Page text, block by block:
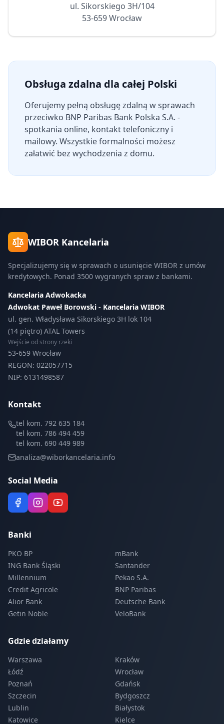
ul. Sikorskiego 3H/104
53-659 Wrocław
Obsługa zdalna dla całej Polski
Oferujemy pełną obsługę zdalną w sprawach
przeciwko BNP Paribas Bank Polska S.A. -
spotkania online, kontakt telefoniczny i
mailowy. Wszystkie formalności możesz
załatwić bez wychodzenia z domu.
WIBOR Kancelaria
Specjalizujemy się w sprawach o usunięcie WIBOR z umów
kredytowych. Ponad 3500 wygranych spraw z bankami.
Kancelaria Adwokacka
Adwokat Paweł Borowski - Kancelaria WIBOR
ul. gen. Władysława Sikorskiego 3H lok 104
(14 piętro) ATAL Towers
Wejście od strony rzeki
53-659 Wrocław
REGON: 022057715
NIP: 6131498587
Kontakt
tel kom. 792 635 184
tel kom. 786 494 459
tel kom. 690 449 989
analiza@wiborkancelaria.info
Social Media
Banki
PKO BP
mBank
ING Bank Śląski
Santander
Millennium
Pekao S.A.
Credit Agricole
BNP Paribas
Alior Bank
Deutsche Bank
Getin Noble
VeloBank
Gdzie działamy
Warszawa
Kraków
Łódź
Wrocław
Poznań
Gdańsk
Szczecin
Bydgoszcz
Lublin
Białystok
Katowice
Kielce